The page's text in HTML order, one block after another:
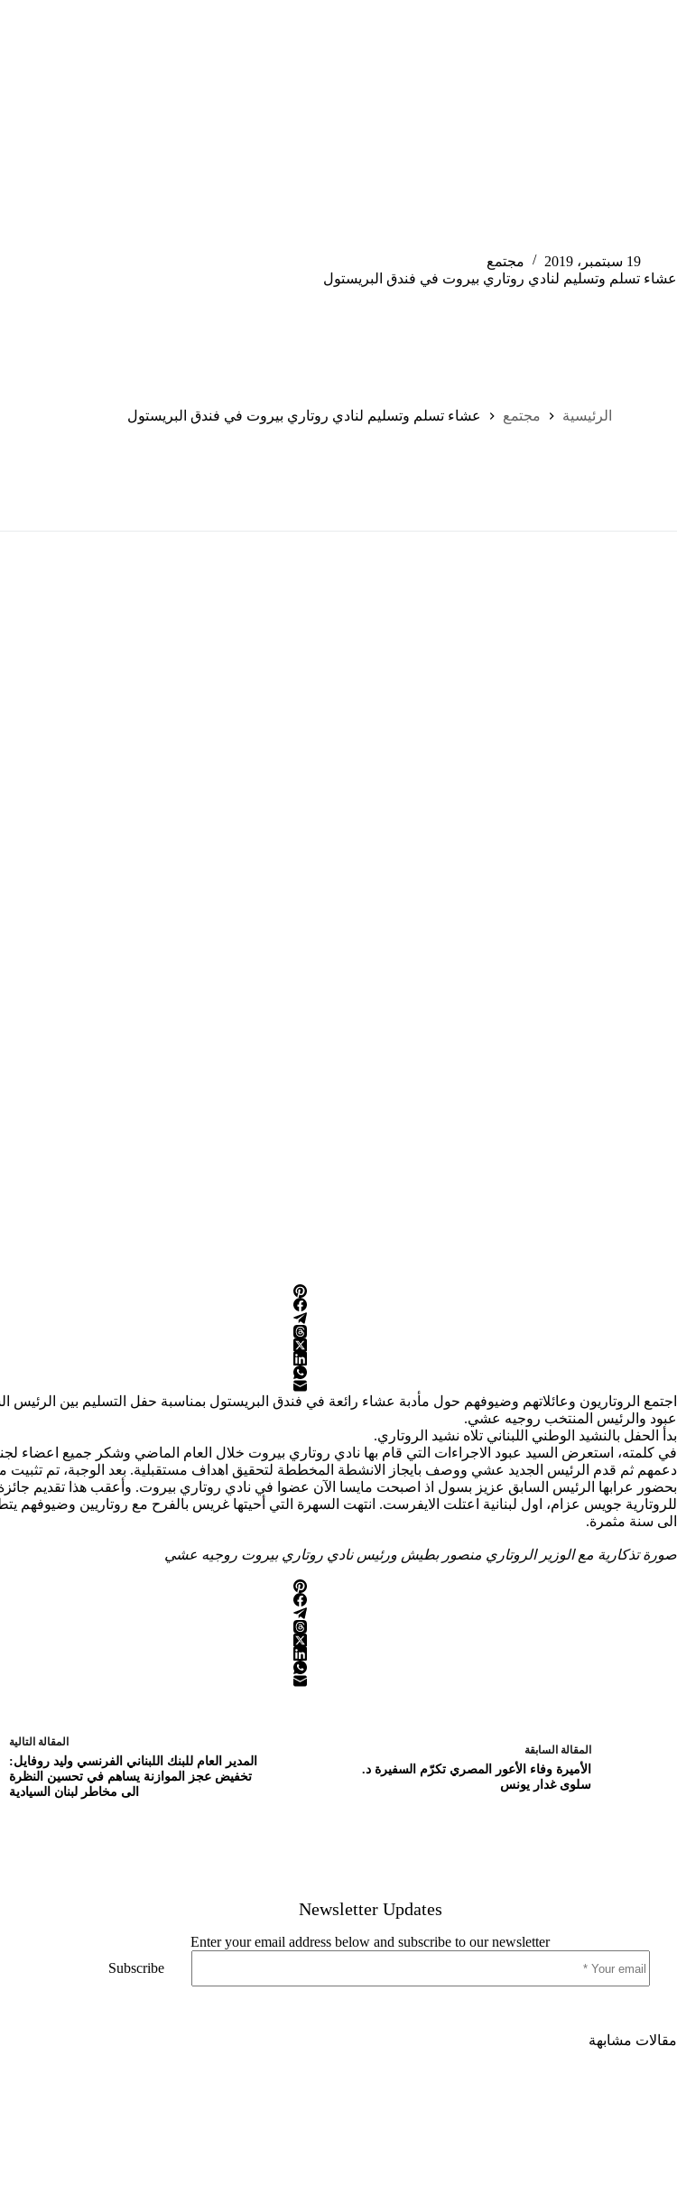
19 سبتمبر، 2019
مجتمع
عشاء تسلم وتسليم لنادي روتاري بيروت في فندق البريستول
الرئيسية مجتمع عشاء تسلم وتسليم لنادي روتاري بيروت في فندق البريستول
اجتمع الروتاريون وعائلاتهم وضيوفهم حول مأدبة عشاء رائعة في فندق البريستول بمناسبة حفل التسليم بين الرئيس
عبود والرئيس المنتخب روجيه عشي.
بدأ الحفل بالنشيد الوطني اللبناني تلاه نشيد الروتاري.
في كلمته، استعرض السيد عبود الاجراءات التي قام بها نادي روتاري بيروت خلال العام الماضي وشكر جميع اعضاء
دعمهم ثم قدم الرئيس الجديد عشي ووصف بايجاز الانشطة المخططة لتحقيق اهداف مستقبلية. بعد الوجبة، تم تثبيت
بحضور عرابها الرئيس السابق عزيز بسول اذ اصبحت مايسا الآن عضوا في نادي روتاري بيروت. وأعقب هذا تقديم جائزة
للروتارية جويس عزام، اول لبنانية اعتلت الايفرست. انتهت السهرة التي أحيتها غريس بالفرح مع روتاريين وضيوفهم
الى سنة مثمرة.
صورة تذكارية مع الوزير الروتاري منصور بطيش ورئيس نادي روتاري بيروت روجيه عشي
المقالة السابقة
الأميرة وفاء الأعور المصري تكرّم السفيرة د.
سلوى غدار يونس
المقالة التالية
المدير العام للبنك اللبناني الفرنسي وليد روفايل:
تخفيض عجز الموازنة يساهم في تحسين النظرة
الى مخاطر لبنان السيادية
Newsletter Updates
Enter your email address below and subscribe to our newsletter
Subscribe
مقالات مشابهة